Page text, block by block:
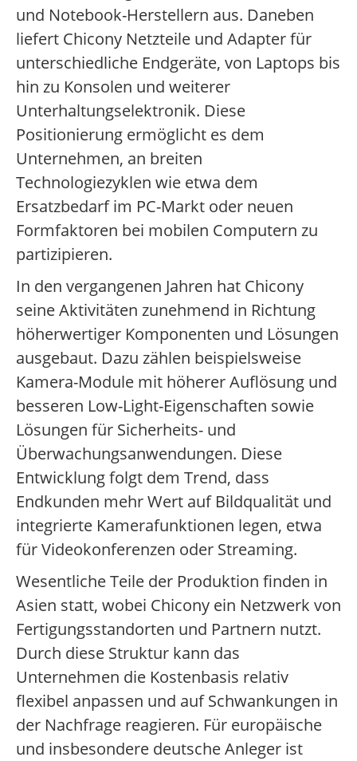
und Notebook-Herstellern aus. Daneben
liefert Chicony Netzteile und Adapter für
unterschiedliche Endgeräte, von Laptops bis
hin zu Konsolen und weiterer
Unterhaltungselektronik. Diese
Positionierung ermöglicht es dem
Unternehmen, an breiten
Technologiezyklen wie etwa dem
Ersatzbedarf im PC-Markt oder neuen
Formfaktoren bei mobilen Computern zu
partizipieren.
In den vergangenen Jahren hat Chicony
seine Aktivitäten zunehmend in Richtung
höherwertiger Komponenten und Lösungen
ausgebaut. Dazu zählen beispielsweise
Kamera-Module mit höherer Auflösung und
besseren Low-Light-Eigenschaften sowie
Lösungen für Sicherheits- und
Überwachungsanwendungen. Diese
Entwicklung folgt dem Trend, dass
Endkunden mehr Wert auf Bildqualität und
integrierte Kamerafunktionen legen, etwa
für Videokonferenzen oder Streaming.
Wesentliche Teile der Produktion finden in
Asien statt, wobei Chicony ein Netzwerk von
Fertigungsstandorten und Partnern nutzt.
Durch diese Struktur kann das
Unternehmen die Kostenbasis relativ
flexibel anpassen und auf Schwankungen in
der Nachfrage reagieren. Für europäische
und insbesondere deutsche Anleger ist